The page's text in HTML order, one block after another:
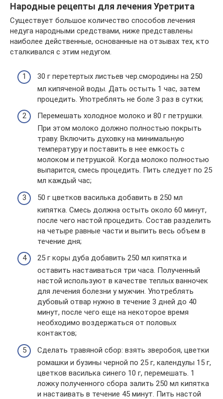
Народные рецепты для лечения Уретрита
Существует большое количество способов лечения
недуга народными средствами, ниже представлены
наиболее действенные, основанные на отзывах тех, кто
сталкивался с этим недугом.
30 г перетертых листьев чер.смородины на 250
мл кипяченой воды. Дать остыть 1 час, затем
процедить. Употреблять не боле 3 раз в сутки;
Перемешать холодное молоко и 80 г петрушки.
При этом молоко должно полностью покрыть
траву. Включить духовку на минимальную
температуру и поставить в нее емкость с
молоком и петрушкой. Когда молоко полностью
выпарится, смесь процедить. Пить следует по 25
мл каждый час;
50 г цветков василька добавить в 250 мл
кипятка. Смесь должна остыть около 60 минут,
после чего настой процедить. Состав разделить
на четыре равные части и выпить весь объем в
течение дня;
25 г коры дуба добавить 250 мл кипятка и
оставить настаиваться три часа. Полученный
настой используют в качестве теплых ванночек
для лечения болезни у мужчин. Употреблять
дубовый отвар нужно в течение 3 дней до 40
минут, после чего еще на некоторое время
необходимо воздержаться от половых
контактов;
Сделать травяной сбор: взять зверобоя, цветки
ромашки и бузины черной по 25 г, календулы 15 г,
цветков василька синего 10 г, перемешать. 1
ложку полученного сбора залить 250 мл кипятка
и настаивать в течение 45 минут. Пить настой